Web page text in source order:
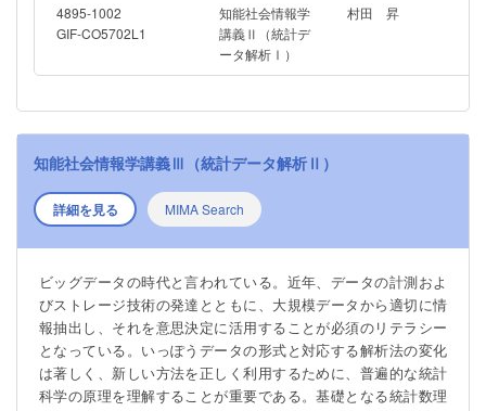
the recent development of data measurement and storage
technologies, it has become essential literacy to properly extract
information from large-scale data and utilize it for decision-
making. However, the format of data and the corresponding
statistical mathematics as well as specific statistical analysis
methods and their application through practical training in data
analysis using statistical software. In Statistical Data Analysis I,
of statistical inference methods, and practice data analysis
methods. After learning how to use the statistical software R,
students will experience randomness and limit theorems through
simulations. Students will learn about probability distributions,
which they will need later, and learn basic descriptive statistics
and sample distributions. Students will practice basic estimation
4895-1002
GIF-CO5702L1
知能社会情報学
講義Ⅱ（統計デ
ータ解析Ⅰ）
村田 昇
知能社会情報学講義Ⅲ（統計データ解析Ⅱ）
詳細を見る MIMA Search
ビッグデータの時代と言われている。近年、データの計測およ
びストレージ技術の発達とともに、大規模データから適切に情
報抽出し、それを意思決定に活用することが必須のリテラシー
となっている。いっぽうデータの形式と対応する解析法の変化
は著しく、新しい方法を正しく利用するために、普遍的な統計
科学の原理を理解することが重要である。基礎となる統計数理